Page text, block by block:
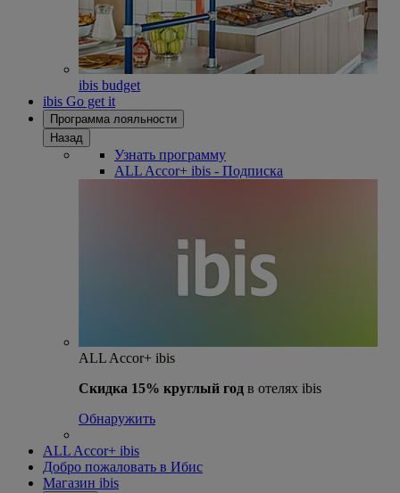
ibis budget
ibis Go get it
Программа лояльности
Назад
Узнать программу
ALL Accor+ ibis - Подписка
ALL Accor+ ibis
Скидка 15% круглый год в отелях ibis
Обнаружить
ALL Accor+ ibis
Добро пожаловать в Ибис
Магазин ibis